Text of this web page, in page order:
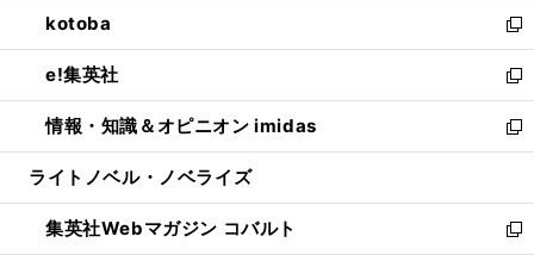
く
で
開
く
ド
ウ
で
開
く
ィ
ン
ド
ウ
で
開
い
ウ
ィ
ン
ド
ウ
開
く
kotoba
新
し
い
ウ
ィ
ン
ウ
で
e!集英社
新
し
い
ウ
ン
ド
情報・知識＆オピニオン imidas
新
し
ウ
ィ
ライトノベル・ノベライズ
集英社Webマガジン コバルト
新